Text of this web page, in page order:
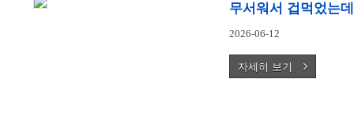
무서워서 겁먹었는
2026-06-12
자세히 보기